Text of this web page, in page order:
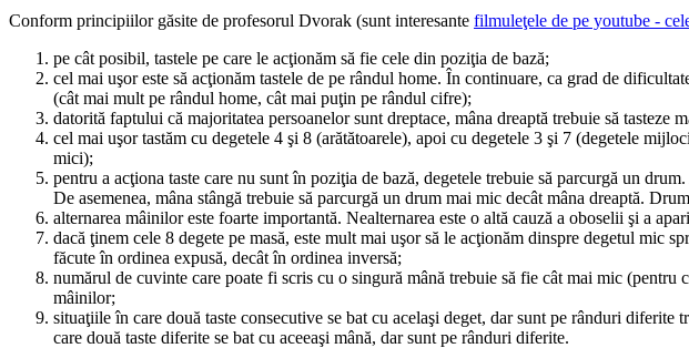
Conform principiilor găsite de profesorul Dvorak (sunt interesante filmuleţele de pe youtube -
pe cât posibil, tastele pe care le acţionăm să fie cele din poziţia de bază;
cel mai uşor este să acţionăm tastele de pe rândul home. În continuare, ca grad de
(cât mai mult pe rândul home, cât mai puţin pe rândul cifre);
datorită faptului că majoritatea persoanelor sunt dreptace, mâna dreaptă trebuie să tasteze
cel mai uşor tastăm cu degetele 4 şi 8 (arătătoarele), apoi cu degetele 3 şi 7 (degetele
mici);
pentru a acţiona taste care nu sunt în poziţia de bază, degetele trebuie să parcurgă un
De asemenea, mâna stângă trebuie să parcurgă un drum mai mic decât mâna dreaptă.
alternarea mâinilor este foarte importantă. Nealternarea este o altă cauză a oboselii şi a
dacă ţinem cele 8 degete pe masă, este mult mai uşor să le acţionăm dinspre degetul mic
făcute în ordinea expusă, decât în ordinea inversă;
numărul de cuvinte care poate fi scris cu o singură mână trebuie să fie cât mai mic (pentru
mâinilor;
situaţiile în care două taste consecutive se bat cu acelaşi deget, dar sunt pe rânduri
care două taste diferite se bat cu aceeaşi mână, dar sunt pe rânduri diferite.